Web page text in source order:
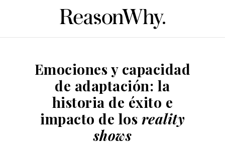
Emociones y capacidad
de adaptación: la
historia de éxito e
impacto de los reality
shows